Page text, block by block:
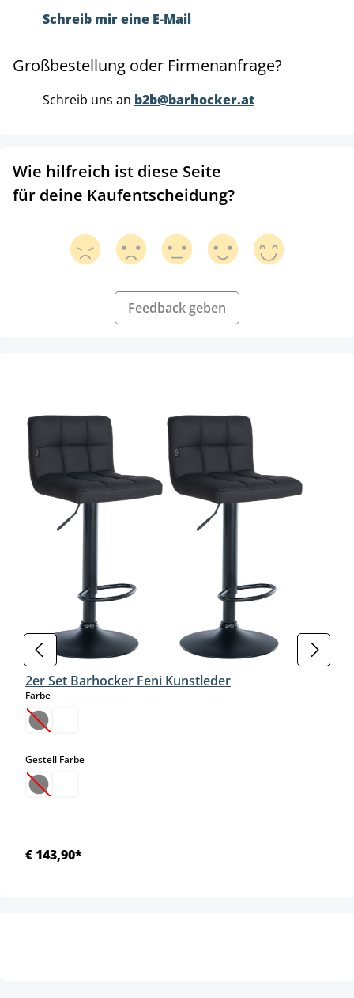
Schreib mir eine E-Mail
Großbestellung oder Firmenanfrage?
Schreib uns an b2b@barhocker.at
Wie hilfreich ist diese Seite
für deine Kaufentscheidung?
Feedback geben
2er Set Barhocker Feni Kunstleder
Farbeauswählen
(Diese Option ist zurzeit nicht verfügbar.)
Gestell Farbeauswählen
(Diese Option ist zurzeit nicht verfügbar.)
€ 143,90*